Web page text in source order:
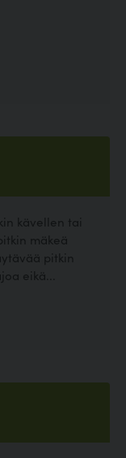
kävellen tai
mäkeä
pitkin
eikä...